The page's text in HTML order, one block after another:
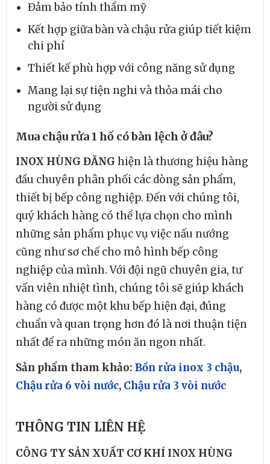
Đảm bảo tính thẩm mỹ
Kết hợp giữa bàn và chậu rửa giúp tiết kiệm
chi phí
Thiết kế phù hợp với công năng sử dụng
Mang lại sự tiện nghi và thỏa mái cho
người sử dụng
Mua chậu rửa 1 hố có bàn lệch ở đâu?
INOX HÙNG ĐĂNG hiện là thương hiệu hàng
đầu chuyên phân phối các dòng sản phẩm,
thiết bị bếp công nghiệp. Đến với chúng tôi,
quý khách hàng có thể lựa chọn cho mình
những sản phẩm phục vụ việc nấu nướng
cũng như sơ chế cho mô hình bếp công
nghiệp của mình. Với đội ngũ chuyên gia, tư
vấn viên nhiệt tình, chúng tôi sẽ giúp khách
hàng có được một khu bếp hiện đại, đúng
chuẩn và quan trọng hơn đó là nơi thuận tiện
nhất để ra những món ăn ngon nhất.
Sản phẩm tham khảo: Bồn rửa inox 3 chậu,
Chậu rửa 6 vòi nước, Chậu rửa 3 vòi nước
THÔNG TIN LIÊN HỆ
CÔNG TY SẢN XUẤT CƠ KHÍ INOX HÙNG